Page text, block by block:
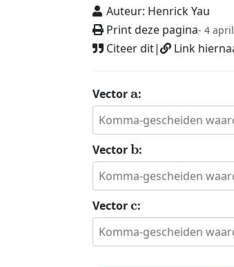
Auteur: Henrick Yau
Print deze pagina- 4
Citeer dit| Link
Vector :
Vector
b
:
Vector
c
: